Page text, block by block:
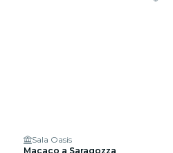
Sala Oasis
Macaco a Saragozza